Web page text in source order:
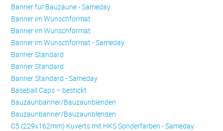
Banner für Bauzäune - Sameday
Banner im Wunschformat
Banner im Wunschformat
Banner im Wunschformat - Sameday
Banner Standard
Banner Standard
Banner Standard - Sameday
Baseball Caps – bestickt
Bauzaunbanner/Bauzaunblenden
Bauzaunbanner/Bauzaunblenden
C5 (229x162mm) Kuverts mit HKS Sonderfarben - Sameday